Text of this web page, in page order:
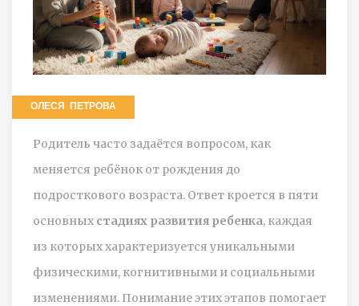
ОЛЕСЯ ПЕТРОВА
Родитель часто задаётся вопросом, как
меняется ребёнок от рождения до
подросткового возраста. Ответ кроется в пяти
основных стадиях развития ребенка, каждая
из которых характеризуется уникальными
физическими, когнитивными и социальными
изменениями. Понимание этих этапов помогает